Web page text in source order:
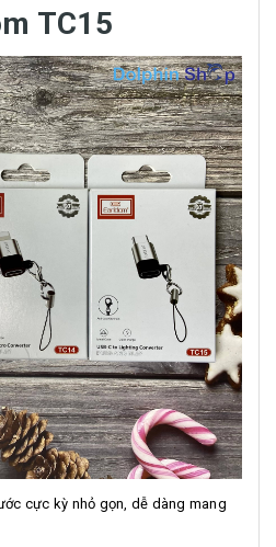
TC15
cực kỳ nhỏ gọn, dễ dàng mang